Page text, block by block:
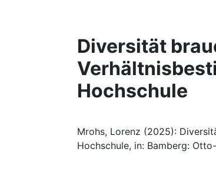
Diversität
Hochschule
Mrohs, Lorenz (2025):
Hochschule, in: Bamberg: